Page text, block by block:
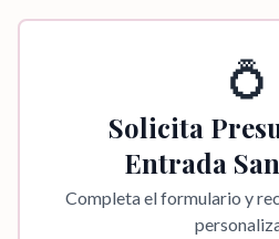
💍
Solicita
Entrada
Completa el formulario y